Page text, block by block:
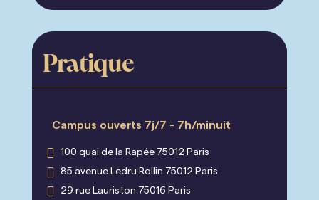
Pratique
Campus ouverts 7j/7 - 7h/minuit
 100 quai de la Rapée 75012 Paris
 85 avenue Ledru Rollin 75012 Paris
 29 rue Lauriston 75016 Paris